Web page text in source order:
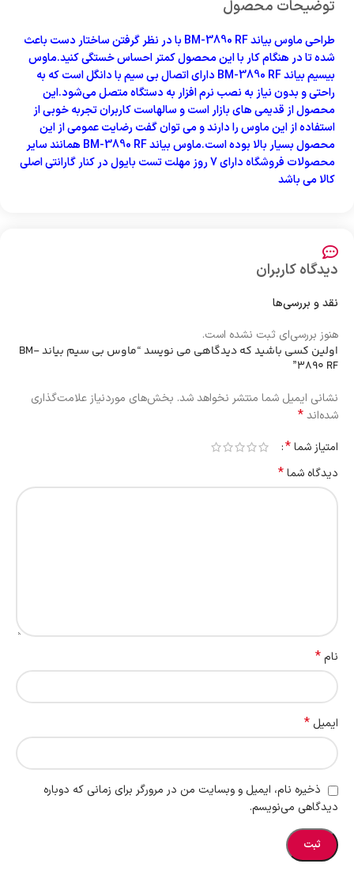
توضیحات محصول
طراحی ماوس بیاند BM-3890 RF با در نظر گرفتن ساختار دست باعث
شده تا در هنگام کار با این محصول کمتر احساس خستگی کنید.ماوس
بیسیم بیاند BM-3890 RF دارای اتصال بی سیم با دانگل است که به
راحتی و بدون نیاز به نصب نرم افزار به دستگاه متصل می‌شود.این
محصول از قدیمی های بازار است و سالهاست کاربران تجربه خوبی از
استفاده از این ماوس را دارند و می توان گفت رضایت عمومی از این
محصول بسیار بالا بوده است.ماوس بیاند BM-3890 RF همانند سایر
محصولات فروشگاه دارای 7 روز مهلت تست بایول در کنار گارانتی اصلی
کالا می باشد
دیدگاه کاربران
نقد و بررسی‌ها
هنوز بررسی‌ای ثبت نشده است.
اولین کسی باشید که دیدگاهی می نویسد “ماوس بی سیم بیاند BM-
3890 RF”
نشانی ایمیل شما منتشر نخواهد شد. بخش‌های موردنیاز علامت‌گذاری
شده‌اند*
امتیاز شما*
دیدگاه شما*
نام*
ایمیل *
ذخیره نام، ایمیل و وبسایت من در مرورگر برای زمانی که دوباره
دیدگاهی می‌نویسم.